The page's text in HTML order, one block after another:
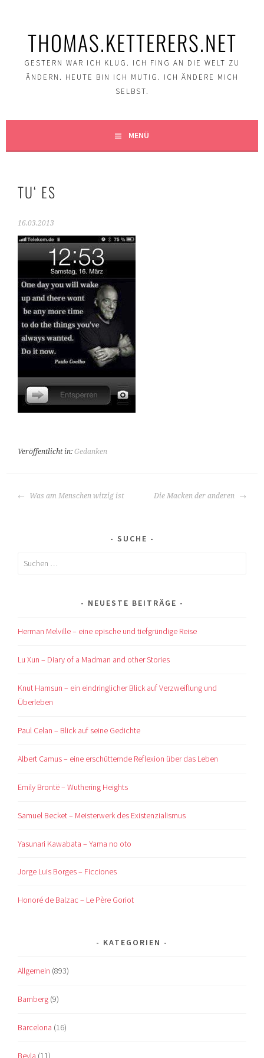
THOMAS.KETTERERS.NET
GESTERN WAR ICH KLUG. ICH FING AN DIE WELT ZU
ÄNDERN. HEUTE BIN ICH MUTIG. ICH ÄNDERE MICH
SELBST.
MENÜ
TU‘ ES
16.03.2013
Veröffentlicht in:Gedanken
BEITRAGS-
Was am Menschen witzig ist Die Macken der anderen
SUCHE
Suchen
NEUESTE BEITRÄGE
Herman Melville – eine epische und tiefgründige Reise
Lu Xun – Diary of a Madman and other Stories
Knut Hamsun – ein eindringlicher Blick auf Verzweiflung und
Überleben
Paul Celan – Blick auf seine Gedichte
Albert Camus – eine erschütternde Reflexion über das Leben
Emily Brontë – Wuthering Heights
Samuel Becket – Meisterwerk des Existenzialismus
Yasunari Kawabata – Yama no oto
Jorge Luis Borges – Ficciones
Honoré de Balzac – Le Père Goriot
KATEGORIEN
Allgemein (893)
Bamberg (9)
Barcelona (16)
Beyla (11)